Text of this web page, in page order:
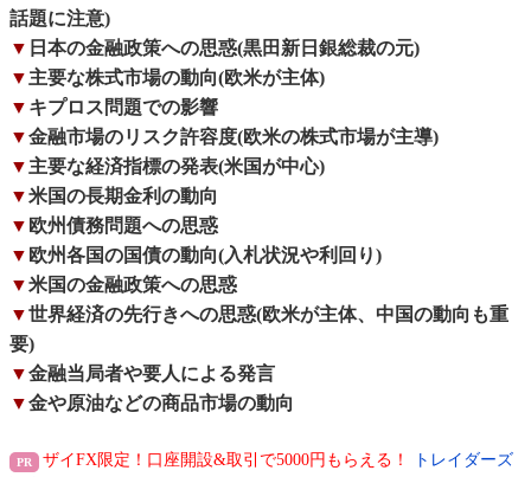
話題に注意)
▼ 日本の金融政策への思惑(黒田新日銀総裁の元)
▼主要な株式市場の動向(欧米が主体)
▼ キプロス問題での影響
▼金融市場のリスク許容度(欧米の株式市場が主導)
▼主要な経済指標の発表(米国が中心)
▼米国の長期金利の動向
▼ 欧州債務問題への思惑
▼ 欧州各国の国債の動向(入札状況や利回り)
▼米国の金融政策への思惑
▼世界経済の先行きへの思惑(欧米が主体、中国の動向も重
要)
▼金融当局者や要人による発言
▼金や原油などの商品市場の動向
ザイFX限定！口座開設&取引で5000円もらえる！
トレイダーズ